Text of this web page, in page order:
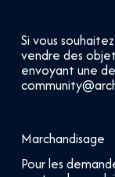
Si vous
vendre des
envoyant une
Marchandisage
Pour les